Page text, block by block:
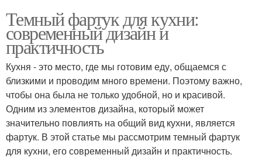
Темный фартук для кухни:
современный дизайн и
практичность
Кухня - это место, где мы готовим еду, общаемся с
близкими и проводим много времени. Поэтому важно,
чтобы она была не только удобной, но и красивой.
Одним из элементов дизайна, который может
значительно повлиять на общий вид кухни, является
фартук. В этой статье мы рассмотрим темный фартук
для кухни, его современный дизайн и практичность.